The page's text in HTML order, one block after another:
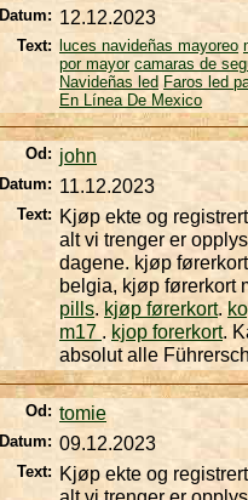
Datum: 12.12.2023
Text: luces navideñas mayoreo
por mayor camaras de
Navideñas led Faros led
En Línea De Mexico
Od: john
Datum: 11.12.2023
Text: Kjøp ekte og
alt vi trenger er
dagene. kjøp
belgia, kjøp førerkort
pills. kjøp førerkort.
m17 . kjop forerkort.
absolut alle
Od: tomie
Datum: 09.12.2023
Text: Kjøp ekte og